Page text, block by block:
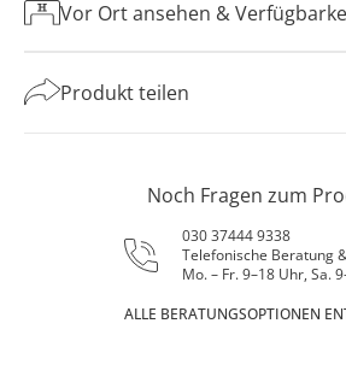
Vor Ort ansehen &
Produkt teilen
Noch Fragen zum
030 37444 9338
Telefonische Beratung
Mo. – Fr. 9–18 Uhr, Sa.
ALLE BERATUNGSOPTIONEN